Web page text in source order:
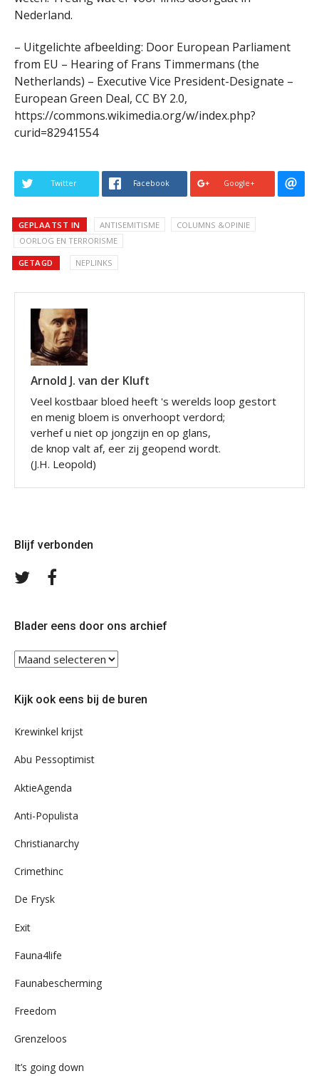
Nederland.
– Uitgelichte afbeelding: Door European Parliament
from EU – Hearing of Frans Timmermans (the
Netherlands) – Executive Vice President-Designate –
European Green Deal, CC BY 2.0,
https://commons.wikimedia.org/w/index.php?
curid=82941554
Twitter Facebook Google+
GEPLAATST IN ANTISEMITISME
COLUMNS &OPINIE
OORLOG EN TERRORISME
GETAGD NEPLINKS
Arnold J. van der Kluft
Veel kostbaar bloed heeft 's werelds loop gestort
en menig bloem is onverhoopt verdord;
verhef u niet op jongzijn en op glans,
de knop valt af, eer zij geopend wordt.
(J.H. Leopold)
Blijf verbonden
Volg
Blader eens door ons archief
Blader
ons
Kijk ook eens bij de buren
Krewinkel krijst
Abu Pessoptimist
AktieAgenda
Anti-Populista
Christianarchy
Crimethinc
De Frysk
Exit
Fauna4life
Faunabescherming
Freedom
Grenzeloos
It’s going down